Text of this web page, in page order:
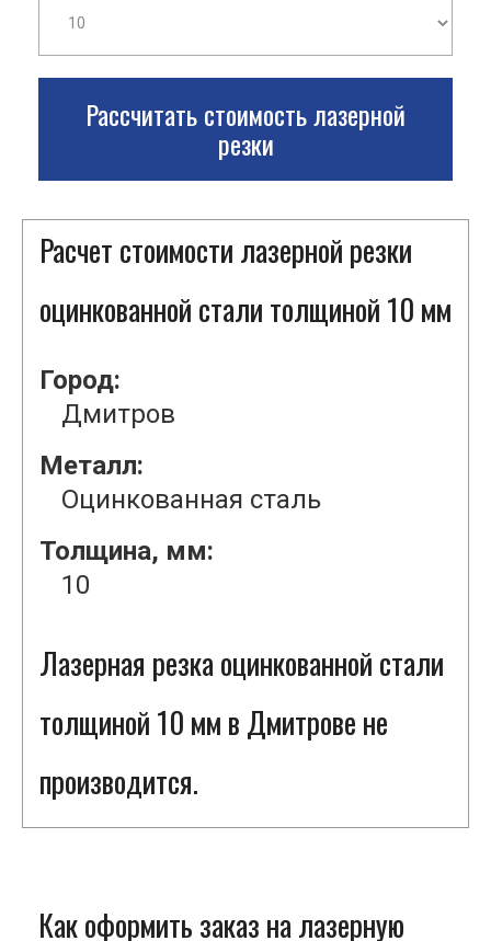
Рассчитать стоимость лазерной
резки
Расчет стоимости лазерной резки
оцинкованной стали толщиной 10 мм
Город:
Дмитров
Металл:
Оцинкованная сталь
Толщина, мм:
10
Лазерная резка оцинкованной стали
толщиной 10 мм в Дмитрове не
производится.
Как оформить заказ на лазерную